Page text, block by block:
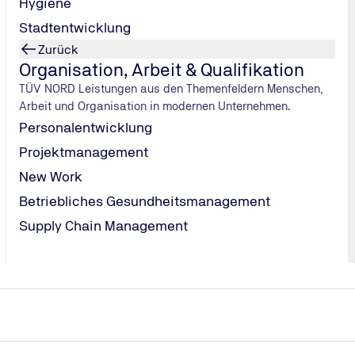
Stadtentwicklung
Zurück
Organisation, Arbeit & Qualifikation
TÜV NORD Leistungen aus den Themenfeldern Menschen,
Arbeit und Organisation in modernen Unternehmen.
Personalentwicklung
Projektmanagement
New Work
Betriebliches Gesundheitsmanagement
Supply Chain Management